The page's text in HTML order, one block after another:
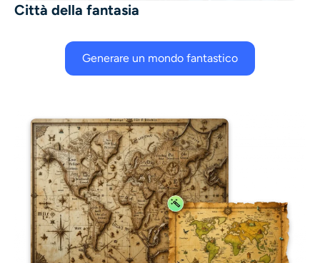
Città della fantasia
Generare un mondo fantastico